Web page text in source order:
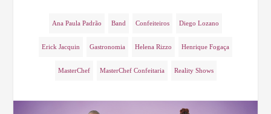
Ana Paula Padrão Band Confeiteiros Diego Lozano
Erick Jacquin Gastronomia Helena Rizzo Henrique Fogaça
MasterChef MasterChef Confeitaria Reality Shows